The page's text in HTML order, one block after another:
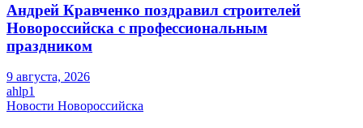
Андрей Кравченко поздравил строителей
Новороссийска с профессиональным
праздником
9 августа, 2026
ahlp1
Новости Новороссийска